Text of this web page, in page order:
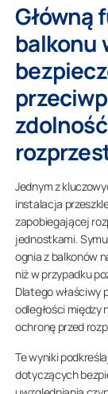
Główną
balkonu
Jednym z
instalacja
zapobiegającej
jednostkami.
ognia z balkonów
niż w przypadku
Dlatego właściwy
odległości
ochronę przed
Te wyniki
dotyczących